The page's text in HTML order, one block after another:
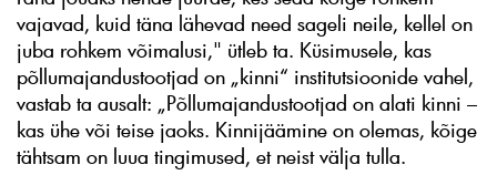
vajavad, kuid täna lähevad need sageli neile, kellel on
juba rohkem võimalusi," ütleb ta. Küsimusele, kas
põllumajandustootjad on „kinni“ institutsioonide vahel,
vastab ta ausalt: „Põllumajandustootjad on alati kinni –
kas ühe või teise jaoks. Kinnijäämine on olemas, kõige
tähtsam on luua tingimused, et neist välja tulla.